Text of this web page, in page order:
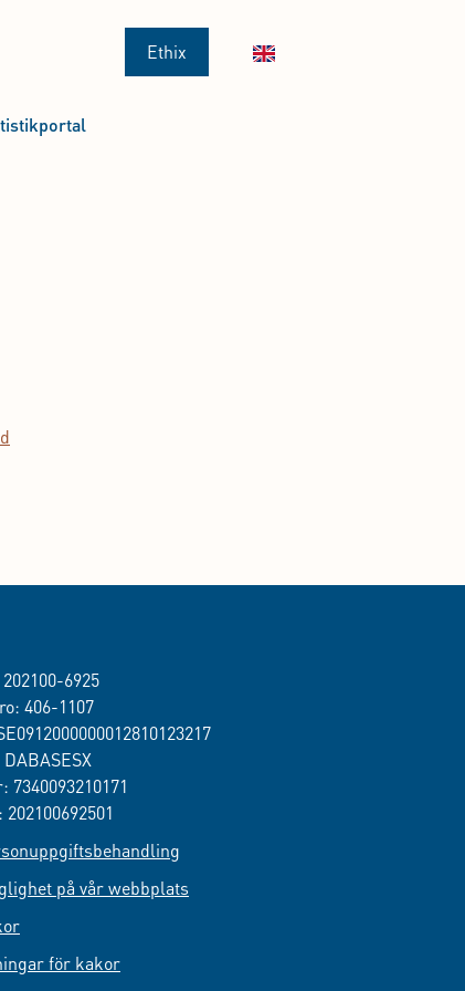
Ethix
6925
406-1107
7340093210171
på vår webbplats
för kakor